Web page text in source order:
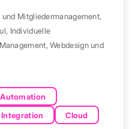
und Mitgliedermanagement,
, Individuelle
,Webdesign und
Cloud